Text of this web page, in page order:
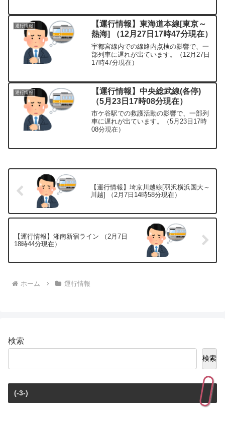
運行情報
【運行情報】東海道本線[東京～
熱海] （12月27日17時47分現在）
宇都宮線内での線路内点検の影響で、一
部列車に遅れが出ています。（12月27日
17時47分現在）
運行情報
【運行情報】中央総武線(各停)
（5月23日17時08分現在）
市ケ谷駅での救護活動の影響で、一部列
車に遅れが出ています。（5月23日17時
08分現在）
【運行情報】埼京川越線[羽沢横浜国大～
川越] （2月7日14時58分現在）
【運行情報】湘南新宿ライン （2月7日
18時44分現在）
ホーム 運行情報
検索
検索
(-3-)